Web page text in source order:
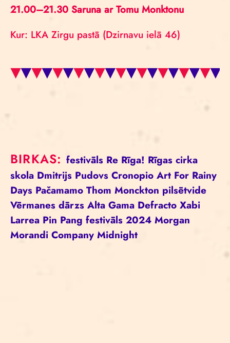
21.00–21.30 Saruna ar Tomu Monktonu
Kur: LKA Zirgu pastā (Dzirnavu ielā 46)
BIRKAS: festivāls Re Rīga! Rīgas cirka
skola Dmitrijs Pudovs Cronopio Art For Rainy
Days Pačamamo Thom Monckton pilsētvide
Vērmanes dārzs Alta Gama Defracto Xabi
Larrea Pin Pang festivāls 2024 Morgan
Morandi Company Midnight